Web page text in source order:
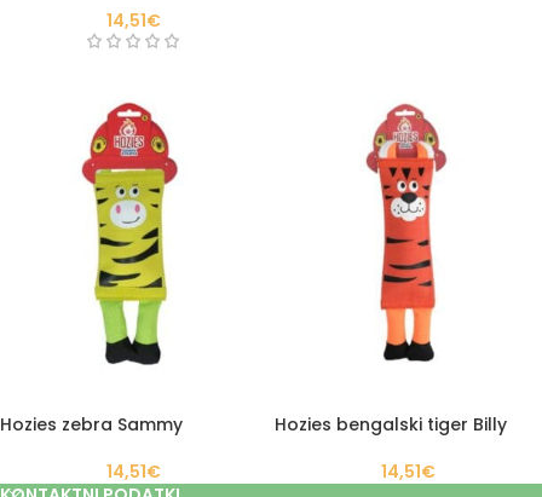
14,51€
Hozies zebra Sammy
14,51€
Hozies bengalski tiger Billy
14,51€